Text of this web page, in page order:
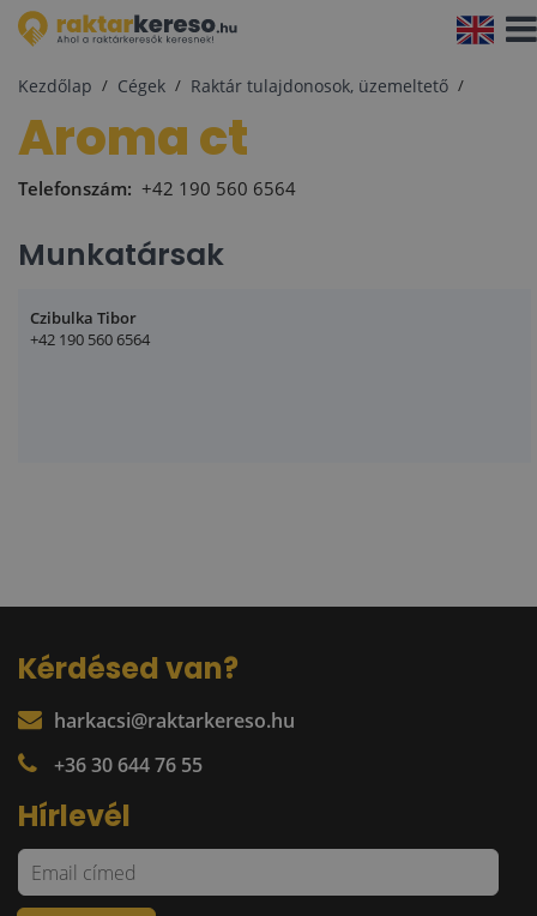
Kezdőlap Cégek Raktár tulajdonosok, üzemeltető
aroma ct
Telefonszám: +42 190 560 6564
Munkatársak
Czibulka Tibor
+42 190 560 6564
Kérdésed van?
harkacsi@raktarkereso.hu
+36 30 644 76 55
Hírlevél